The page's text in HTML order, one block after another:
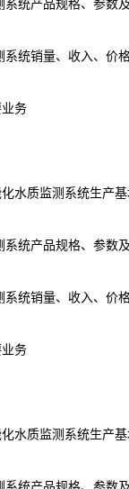
产品规格、参数及
销量、收入、价格
务
质监测系统生产基
产品规格、参数及
销量、收入、价格
务
质监测系统生产基